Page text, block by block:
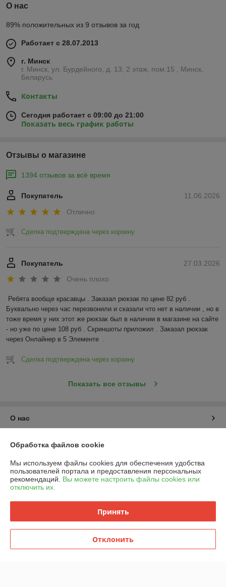
О нас
89% положительных из 9 отзывов за год
Работает с 28.07.2013
г. Минск
г. Минск, ул. Бурдейного, д. 13, 2 этаж, пом.15 , Минск,
Беларусь
Контакты
Сегодня работает с 09:00 до 21:00
Показать весь график работы
Отзывы о магазине
1394 отзывов за всё время
11.06.2026
Покупатель
Отлично
Сделка подтверждена через корзину
27.03.2026
Покупатель
Очень плохо
Ребята вообще красавцы . Заказал рюкзак по цене 82 руб .
Буквально через час перезвонили и сказали что нет в наличии , но в
тоже время у них этот же рюкзак был в наличии в магазине на сайте
- но уже по цене 108 руб . Скриншоты приложил . Заказал рюкзак
через Онлайнер в 5 Элементе  .
Сделка подтверждена через корзину
Показать все отзывы
О нас
Контакты
Доставка и оплата
График работы
Политика обработки cookies
Обработка файлов cookie
Мы используем файлы cookies для обеспечения удобства
пользователей портала и предоставления персональных
рекомендаций. Вы можете настроить файлы cookies или
отключить их.
Принять
Отклонить